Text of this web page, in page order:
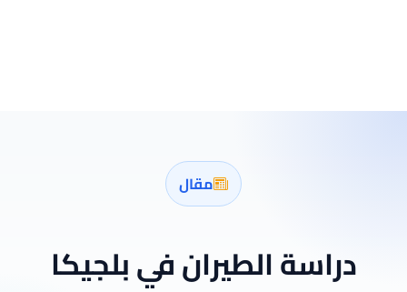
مقال
دراسة الطيران في بلجيكا